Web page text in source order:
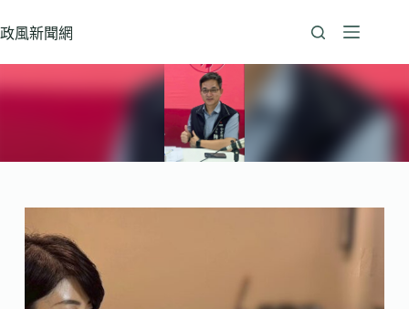
至
政風新聞網